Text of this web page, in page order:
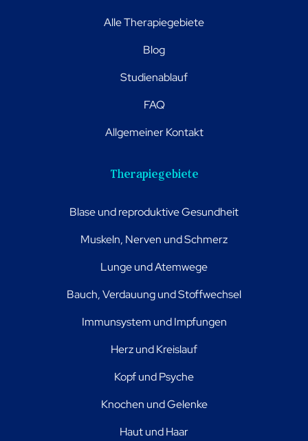
Alle Therapiegebiete
Blog
Studienablauf
FAQ
Allgemeiner Kontakt
Therapiegebiete
Blase und reproduktive Gesundheit
Muskeln, Nerven und Schmerz
Lunge und Atemwege
Bauch, Verdauung und Stoffwechsel
Immunsystem und Impfungen
Herz und Kreislauf
Kopf und Psyche
Knochen und Gelenke
Haut und Haar